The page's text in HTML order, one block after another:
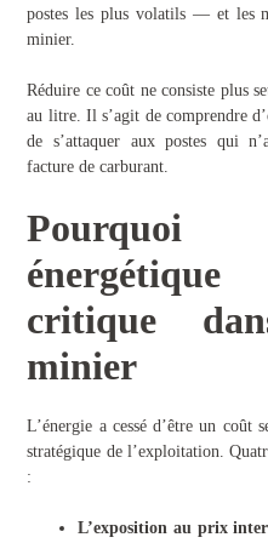
postes les plus volatils — et les
minier.
Réduire ce coût ne consiste plus
au litre. Il s’agit de comprendre
de s’attaquer aux postes qui
facture de carburant.
critique
minier
L’énergie a cessé d’être un coût
stratégique de l’exploitation.
:
L’exposition au prix